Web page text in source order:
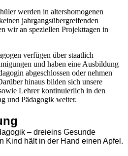
werden in altershomogenen
jahrgangsübergreifenden
wir an speziellen Projekttagen in
verfügen über staatlich
und haben eine Ausbildung
abgeschlossen oder nehmen
hinaus bilden sich unsere
Lehrer kontinuierlich in den
und Pädagogik weiter.